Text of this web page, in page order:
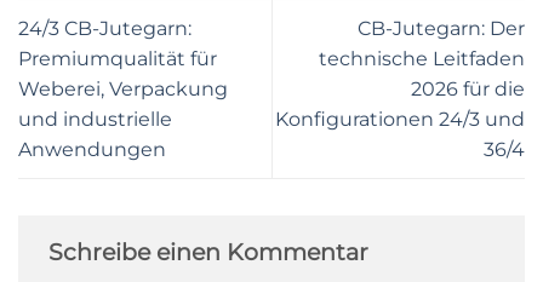
24/3 CB-Jutegarn:
Premiumqualität für
Weberei, Verpackung
und industrielle
Anwendungen
CB-Jutegarn: Der
technische Leitfaden
2026 für die
Konfigurationen 24/3 und
36/4
Schreibe einen Kommentar